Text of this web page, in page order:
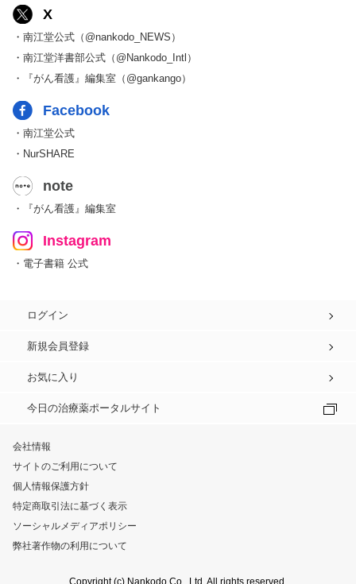
X
・南江堂公式（@nankodo_NEWS）
・南江堂洋書部公式（@Nankodo_Intl）
・『がん看護』編集室（@gankango）
Facebook
・南江堂公式
・NurSHARE
note
・『がん看護』編集室
Instagram
・電子書籍 公式
ログイン
新規会員登録
お気に入り
今日の治療薬ポータルサイト
会社情報
サイトのご利用について
個人情報保護方針
特定商取引法に基づく表示
ソーシャルメディアポリシー
弊社著作物の利用について
Copyright (c) Nankodo Co., Ltd. All rights reserved.